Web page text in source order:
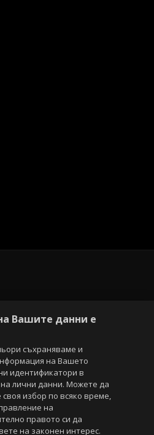
Sportal Media Group
данни
технологиите, използвани в него, са
право и сродните му права.
и други текстови, графични и
сайта, са собственост на Агенция
Вашите данни е
съхраняваме и
на Вашето
идентификатори в
лични данни. Можете да
избор по всяко време,
на
правото си да
на законен интерес.